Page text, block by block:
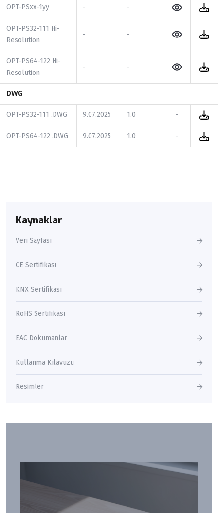
OPT-PSxx-1yy - -
OPT-PS32-111 Hi-
Resolution
- -
OPT-PS64-122 Hi-
Resolution
- -
DWG
OPT-PS32-111 .DWG 9.07.2025 1.0 -
OPT-PS64-122 .DWG 9.07.2025 1.0 -
Kaynaklar
Veri Sayfası
CE Sertifikası
KNX Sertifikası
RoHS Sertifikası
EAC Dökümanlar
Kullanma Kılavuzu
Resimler